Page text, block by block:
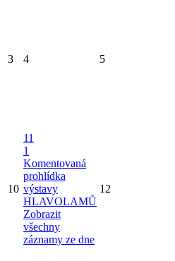
3 4 5
10
11
1
Komentovaná
prohlídka
výstavy
HLAVOLAMŮ
Zobrazit
všechny
záznamy ze dne
12